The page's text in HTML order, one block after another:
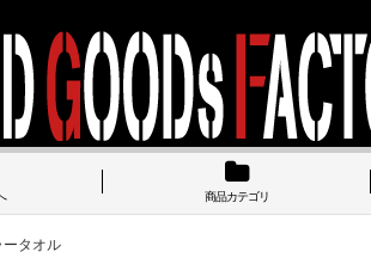
商品カテゴリ
ータオル